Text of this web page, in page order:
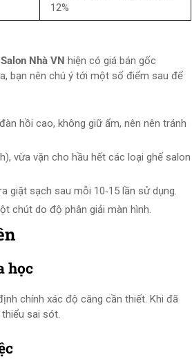
12%
Nhà VN hiện có giá bán gốc
bạn nên chú ý tới một số điểm sau để
hồi cao, không giữ ẩm, nên nên tránh
vừa vặn cho hầu hết các loại ghế salon
giặt sạch sau mỗi 10‑15 lần sử dụng.
chút do độ phân giải màn hình.
học
chính xác độ căng cần thiết. Khi đã
sai sót.